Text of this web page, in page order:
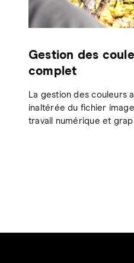
Gestion des
complet
La gestion des couleurs
inaltérée du fichier
travail numérique et